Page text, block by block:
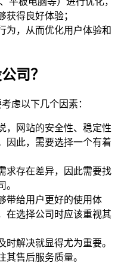
获得良好体验；
为，从而优化用户体验和
司？
虑以下几个因素：
，网站的安全性、稳定性
因此，需要选择一个有着
求存在差异，因此需要找
。
带给用户更好的使用体
在选择公司时应该重视其
解决就显得尤为重要。
其售后服务质量。